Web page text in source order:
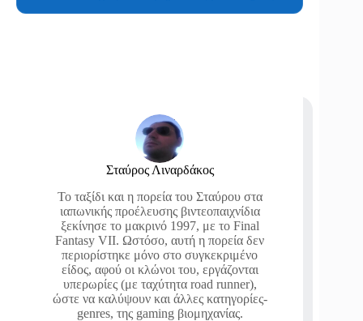
Σταύρος Λιναρδάκος
Το ταξίδι και η πορεία του Σταύρου στα
ιαπωνικής προέλευσης βιντεοπαιχνίδια
ξεκίνησε το μακρινό 1997, με το Final
Fantasy VII. Ωστόσο, αυτή η πορεία δεν
περιορίστηκε μόνο στο συγκεκριμένο
είδος, αφού οι κλώνοι του, εργάζονται
υπερωρίες (με ταχύτητα road runner),
ώστε να καλύψουν και άλλες κατηγορίες-
genres, της gaming βιομηχανίας.